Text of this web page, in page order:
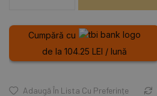
Cumpără cu
de la 104.25 LEI / lună
Adaugă În Lista Cu Preferințe